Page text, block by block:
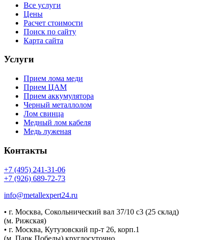
Все услуги
Цены
Расчет стоимости
Поиск по сайту
Карта сайта
Услуги
Прием лома меди
Прием ЦАМ
Прием аккумулятора
Черный металлолом
Лом свинца
Медный лом кабеля
Медь луженая
Контакты
+7 (495) 241-31-06
+7 (926) 689-72-73
info@metallexpert24.ru
• г. Москва, Сокольнический вал 37/10 с3 (25 склад)
(м. Рижская)
• г. Москва, Кутузовский пр-т 26, корп.1
(м. Парк Победы) круглосуточно